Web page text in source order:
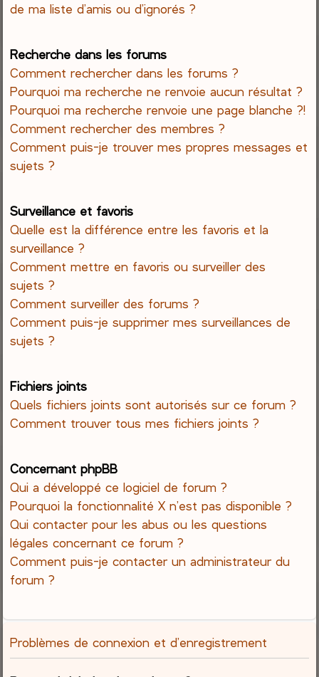
de ma liste d’amis ou d’ignorés ?
Recherche dans les forums
Comment rechercher dans les forums ?
Pourquoi ma recherche ne renvoie aucun résultat ?
Pourquoi ma recherche renvoie une page blanche ?!
Comment rechercher des membres ?
Comment puis-je trouver mes propres messages et
sujets ?
Surveillance et favoris
Quelle est la différence entre les favoris et la
surveillance ?
Comment mettre en favoris ou surveiller des
sujets ?
Comment surveiller des forums ?
Comment puis-je supprimer mes surveillances de
sujets ?
Fichiers joints
Quels fichiers joints sont autorisés sur ce forum ?
Comment trouver tous mes fichiers joints ?
Concernant phpBB
Qui a développé ce logiciel de forum ?
Pourquoi la fonctionnalité X n’est pas disponible ?
Qui contacter pour les abus ou les questions
légales concernant ce forum ?
Comment puis-je contacter un administrateur du
forum ?
Problèmes de connexion et d’enregistrement